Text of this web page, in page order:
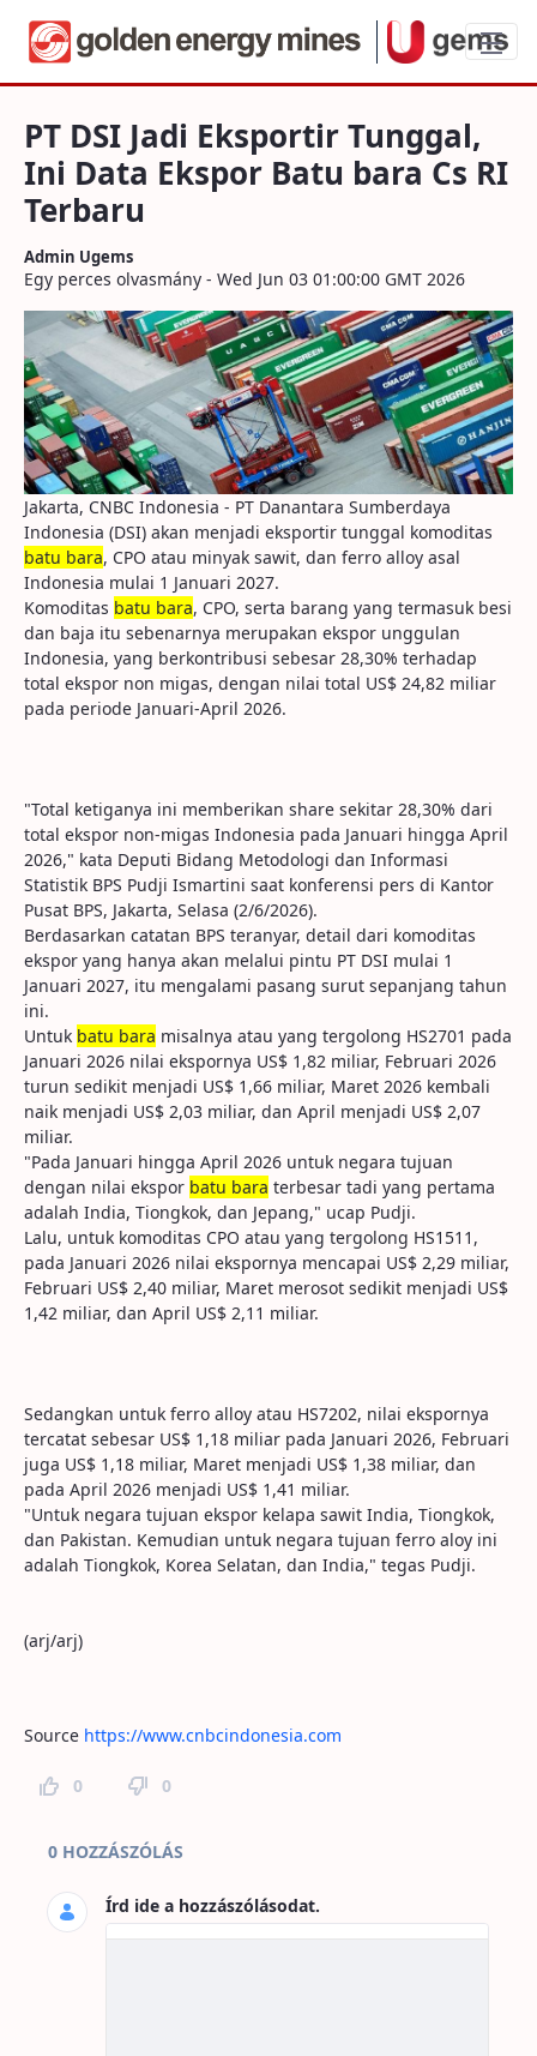
PT DSI Jadi Eksportir Tunggal, Ini Data
PT DSI Jadi Eksportir Tunggal,
Ini Data Ekspor Batu bara Cs RI
Terbaru
Admin Ugems
Egy perces olvasmány - Wed Jun 03 01:00:00 GMT 2026
Jakarta, CNBC Indonesia - PT Danantara Sumberdaya
Indonesia (DSI) akan menjadi eksportir tunggal komoditas
batu bara, CPO atau minyak sawit, dan ferro alloy asal
Indonesia mulai 1 Januari 2027.
Komoditas batu bara, CPO, serta barang yang termasuk besi
dan baja itu sebenarnya merupakan ekspor unggulan
Indonesia, yang berkontribusi sebesar 28,30% terhadap
total ekspor non migas, dengan nilai total US$ 24,82 miliar
pada periode Januari-April 2026.
"Total ketiganya ini memberikan share sekitar 28,30% dari
total ekspor non-migas Indonesia pada Januari hingga April
2026," kata Deputi Bidang Metodologi dan Informasi
Statistik BPS Pudji Ismartini saat konferensi pers di Kantor
Pusat BPS, Jakarta, Selasa (2/6/2026).
Berdasarkan catatan BPS teranyar, detail dari komoditas
ekspor yang hanya akan melalui pintu PT DSI mulai 1
Januari 2027, itu mengalami pasang surut sepanjang tahun
ini.
Untuk batu bara misalnya atau yang tergolong HS2701 pada
Januari 2026 nilai ekspornya US$ 1,82 miliar, Februari 2026
turun sedikit menjadi US$ 1,66 miliar, Maret 2026 kembali
naik menjadi US$ 2,03 miliar, dan April menjadi US$ 2,07
miliar.
"Pada Januari hingga April 2026 untuk negara tujuan
dengan nilai ekspor batu bara terbesar tadi yang pertama
adalah India, Tiongkok, dan Jepang," ucap Pudji.
Lalu, untuk komoditas CPO atau yang tergolong HS1511,
pada Januari 2026 nilai ekspornya mencapai US$ 2,29 miliar,
Februari US$ 2,40 miliar, Maret merosot sedikit menjadi US$
1,42 miliar, dan April US$ 2,11 miliar.
Sedangkan untuk ferro alloy atau HS7202, nilai ekspornya
tercatat sebesar US$ 1,18 miliar pada Januari 2026, Februari
juga US$ 1,18 miliar, Maret menjadi US$ 1,38 miliar, dan
pada April 2026 menjadi US$ 1,41 miliar.
"Untuk negara tujuan ekspor kelapa sawit India, Tiongkok,
dan Pakistan. Kemudian untuk negara tujuan ferro aloy ini
adalah Tiongkok, Korea Selatan, dan India," tegas Pudji.
(arj/arj)
Source https://www.cnbcindonesia.com
0 0
Hozzászólások az oldalhoz
0 HOZZÁSZÓLÁS
Írd ide a hozzászólásodat.